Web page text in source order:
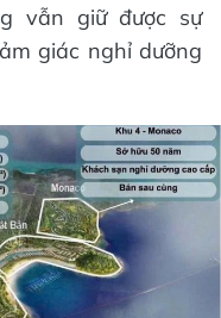
vẫn giữ được sự
giác nghỉ dưỡng